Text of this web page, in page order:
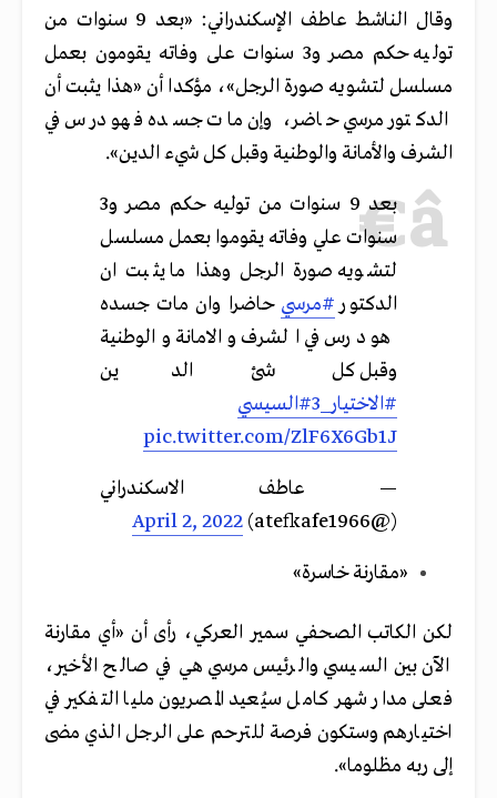
وقال الناشط عاطف الإسكندراني: «بعد 9 سنوات من
توليه حكم مصر و3 سنوات على وفاته يقومون بعمل
مسلسل لتشويه صورة الرجل»، مؤكدا أن «هذا يثبت أن
الدكتور مرسي حاضر، وإن مات جسده فهو درس في
الشرف والأمانة والوطنية وقبل كل شيء الدين».
بعد 9 سنوات من توليه حكم مصر و3
سنوات علي وفاته يقوموا بعمل مسلسل
لتشويه صورة الرجل وهذا ما يثبت ان
الدكتور#مرسي حاضرا وان مات جسده
هو درس في الشرف والامانة والوطنية
وقبل كل شئ الدين
#الاختيار_3
#السيسي
pic.twitter.com/ZlF6X6Gb1J
— عاطف الاسكندراني
(@atefkafe1966)
April 2, 2022
«مقارنة خاسرة»
لكن الكاتب الصحفي سمير العركي، رأى أن «أي مقارنة
الآن بين السيسي والرئيس مرسي هي في صالح الأخير،
فعلى مدار شهر كامل سيُعيد المصريون مليا التفكير في
اختيارهم وستكون فرصة للترحم على الرجل الذي مضى
إلى ربه مظلوما».